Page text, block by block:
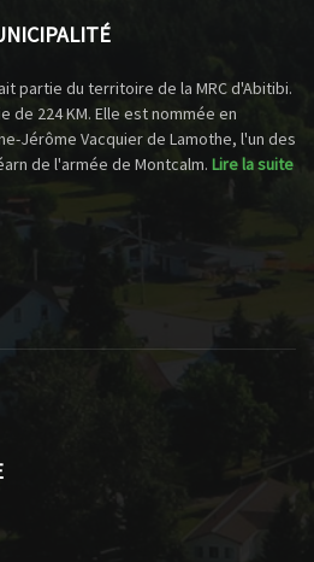
partie du territoire de la MRC d'Abitibi.
de 224 KM. Elle est nommée en
Jérôme Vacquier de Lamothe, l'un des
de l'armée de Montcalm. Lire la suite